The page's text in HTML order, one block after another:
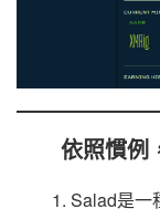
依照慣例，
1. Salad是一